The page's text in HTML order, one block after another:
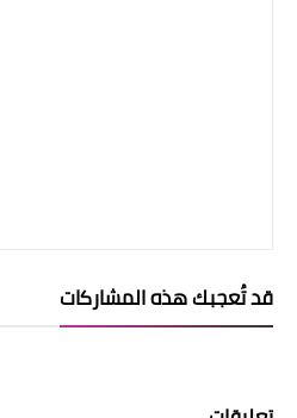
قد تُعجبك هذه المشاركات